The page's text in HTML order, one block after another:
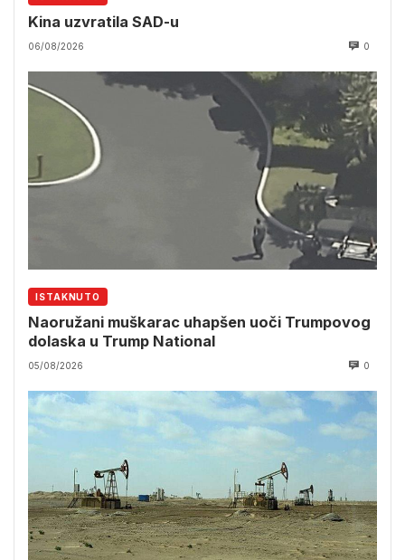
Kina uzvratila SAD-u
06/08/2026 0
ISTAKNUTO
Naoružani muškarac uhapšen uoči Trumpovog
dolaska u Trump National
05/08/2026 0